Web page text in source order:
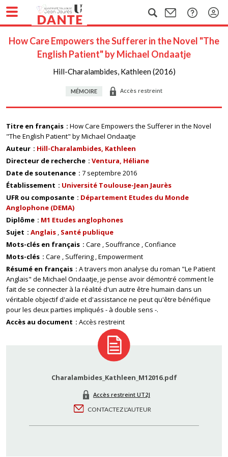
How Care Empowers the Sufferer in the Novel "The
English Patient" by Michael Ondaatje
Hill-Charalambides, Kathleen (2016)
MÉMOIRE Accès restreint
Titre en français
How Care Empowers the Sufferer in the Novel
"The English Patient" by Michael Ondaatje
Auteur
Hill-Charalambides, Kathleen
Directeur de recherche
Ventura, Héliane
Date de soutenance
7 septembre 2016
Établissement
Université Toulouse-Jean Jaurès
UFR ou composante
Département Etudes du Monde
Anglophone (DEMA)
Diplôme
M1 Etudes anglophones
Sujet
Anglais Santé publique
Mots-clés en français
Care Souffrance Confiance
Mots-clés
Care Suffering Empowerment
Résumé en français
A travers mon analyse du roman "Le Patient
Anglais" de Michael Ondaatje, je pense avoir démontré comment le
fait de se connecter à la réalité d'un autre être humain dans un
véritable objectif d'aide et d'assistance ne peut qu'être bénéfique
pour les deux parties impliqués - à double sens -.
Accès au document
Accès restreint
Charalambides_Kathleen_M12016.pdf
Accès restreint UT2J
CONTACTEZ L'AUTEUR